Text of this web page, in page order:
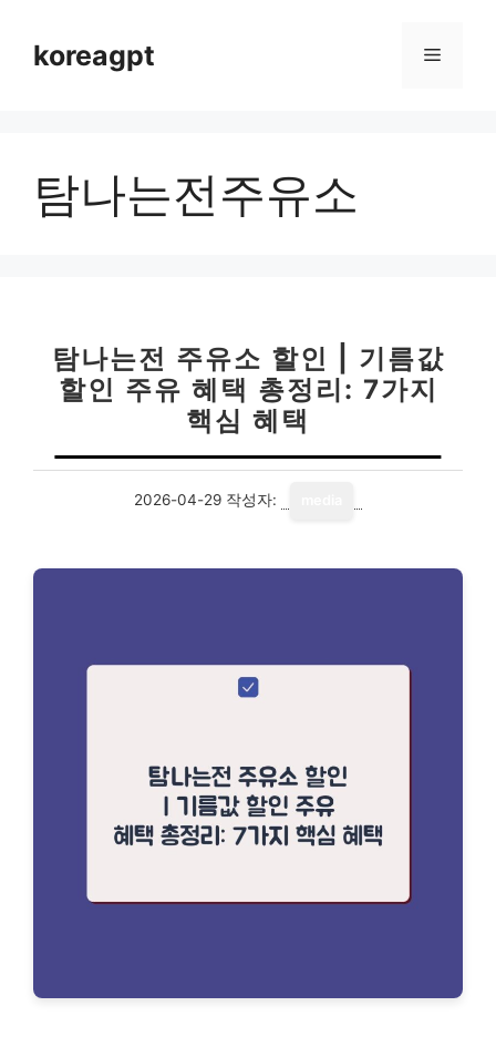
koreagpt 메
탐나는전주유소
탐나는전 주유소 할인 | 기름값
할인 주유 혜택 총정리: 7가지
핵심 혜택
2026-04-29 작성자: